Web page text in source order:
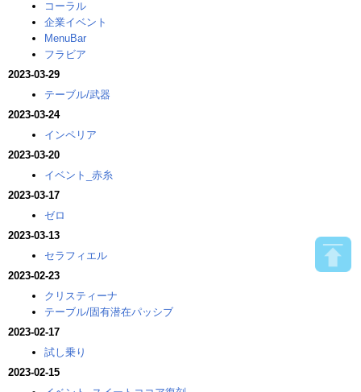
コーラル
企業イベント
MenuBar
フラビア
2023-03-29
テーブル/武器
2023-03-24
インペリア
2023-03-20
イベント_赤糸
2023-03-17
ゼロ
2023-03-13
セラフィエル
2023-02-23
クリスティーナ
テーブル/固有潜在パッシブ
2023-02-17
試し乗り
2023-02-15